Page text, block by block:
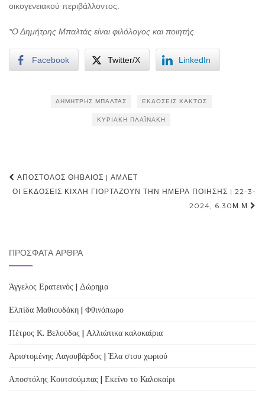
οικογενειακού περιβάλλοντος.
*Ο Δημήτρης Μπαλτάς είναι φιλόλογος και ποιητής.
Facebook Twitter/X LinkedIn
ΔΗΜΉΤΡΗΣ ΜΠΑΛΤΆΣ ΕΚΔΌΣΕΙΣ ΚΆΚΤΟΣ
ΚΥΡΙΑΚΉ ΠΛΑΪΝΆΚΗ
Post
navigation
ΑΠΌΣΤΟΛΟΣ ΘΗΒΑΊΟΣ | ΆΜΛΕΤ
ΟΙ ΕΚΔΌΣΕΙΣ ΚΊΧΛΗ ΓΙΟΡΤΆΖΟΥΝ ΤΗΝ ΗΜΈΡΑ ΠΟΊΗΣΗΣ | 22-3-
2024, 6.30Μ.Μ
ΠΡΌΣΦΑΤΑ ΆΡΘΡΑ
Άγγελος Ερατεινός | Δώρημα
Ελπίδα Μαθιουδάκη | Φθινόπωρο
Πέτρος Κ. Βελούδας | Αλλιώτικα καλοκαίρια
Αριστομένης Λαγουβάρδος | Έλα στου χωριού
Αποστόλης Κουτσούμπας | Εκείνο το Καλοκαίρι